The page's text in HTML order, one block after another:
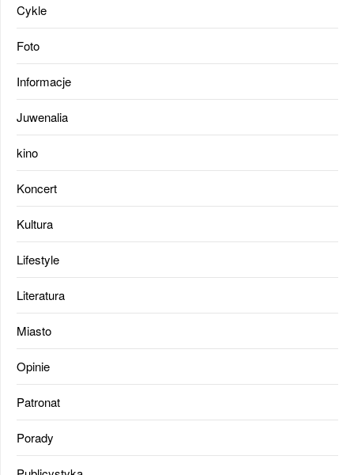
Cykle
Foto
Informacje
Juwenalia
kino
Koncert
Kultura
Lifestyle
Literatura
Miasto
Opinie
Patronat
Porady